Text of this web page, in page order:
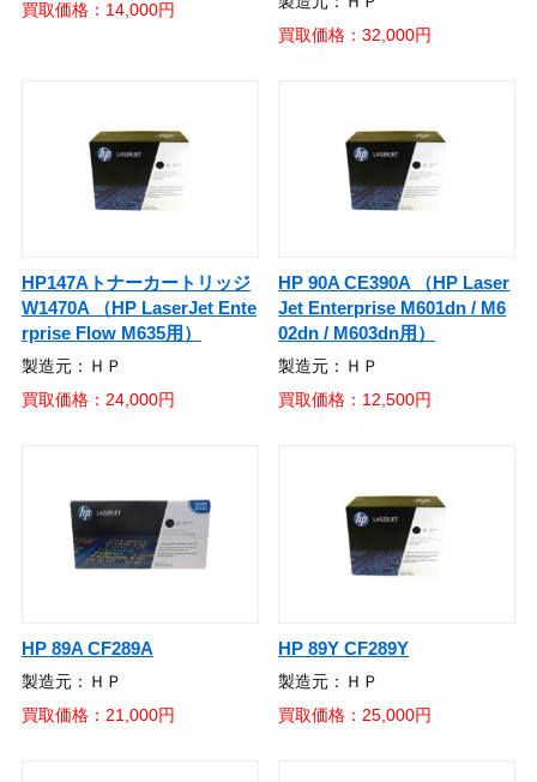
買取価格：14,000円
買取価格：32,000円
HP147Aトナーカートリッジ
W1470A （HP LaserJet Ente
rprise Flow M635用）
製造元：ＨＰ
買取価格：24,000円
HP 90A CE390A （HP Laser
Jet Enterprise M601dn / M6
02dn / M603dn用）
製造元：ＨＰ
買取価格：12,500円
HP 89A CF289A
製造元：ＨＰ
買取価格：21,000円
HP 89Y CF289Y
製造元：ＨＰ
買取価格：25,000円